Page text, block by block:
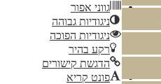
גווני אפור
ניגודיות גבוהה
ניגודיות הפוכה
רקע בהיר
הדגשת קישורים
פונט קריא